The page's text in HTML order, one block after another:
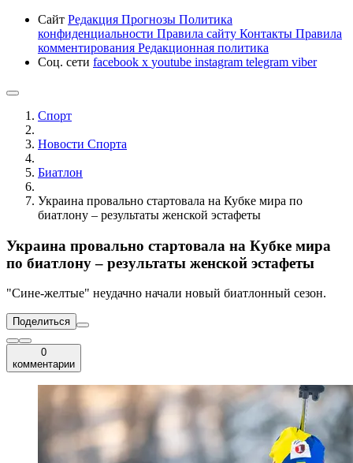
Сайт Редакция Прогнозы Политика
конфиденциальности Правила сайту Контакты Правила
комментирования Редакционная политика
Соц. сети facebook x youtube instagram telegram viber
Спорт
Новости Cпорта
Биатлон
Украина провально стартовала на Кубке мира по
биатлону – результаты женской эстафеты
Украина провально стартовала на Кубке мира
по биатлону – результаты женской эстафеты
"Сине-желтые" неудачно начали новый биатлонный сезон.
Поделиться
0
комментарии